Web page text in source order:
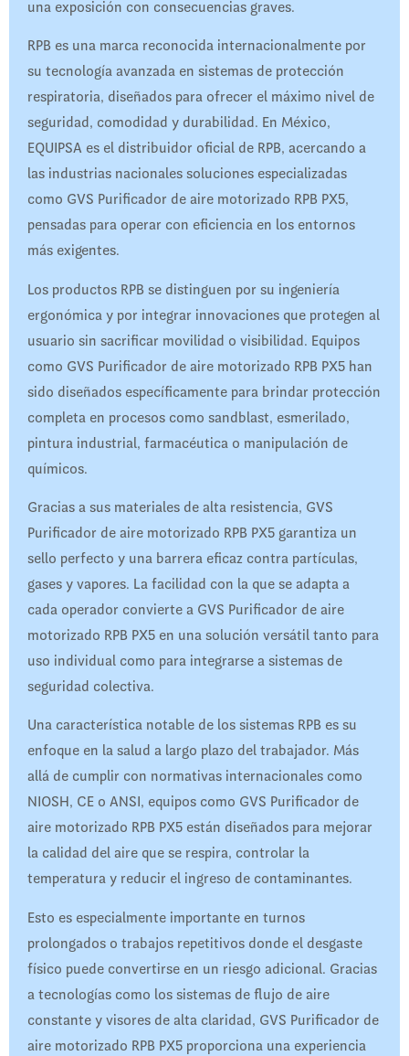
una exposición con consecuencias graves.
RPB es una marca reconocida internacionalmente por
su tecnología avanzada en sistemas de protección
respiratoria, diseñados para ofrecer el máximo nivel de
seguridad, comodidad y durabilidad. En México,
EQUIPSA es el distribuidor oficial de RPB, acercando a
las industrias nacionales soluciones especializadas
como GVS Purificador de aire motorizado RPB PX5,
pensadas para operar con eficiencia en los entornos
más exigentes.
Los productos RPB se distinguen por su ingeniería
ergonómica y por integrar innovaciones que protegen al
usuario sin sacrificar movilidad o visibilidad. Equipos
como GVS Purificador de aire motorizado RPB PX5 han
sido diseñados específicamente para brindar protección
completa en procesos como sandblast, esmerilado,
pintura industrial, farmacéutica o manipulación de
químicos.
Gracias a sus materiales de alta resistencia, GVS
Purificador de aire motorizado RPB PX5 garantiza un
sello perfecto y una barrera eficaz contra partículas,
gases y vapores. La facilidad con la que se adapta a
cada operador convierte a GVS Purificador de aire
motorizado RPB PX5 en una solución versátil tanto para
uso individual como para integrarse a sistemas de
seguridad colectiva.
Una característica notable de los sistemas RPB es su
enfoque en la salud a largo plazo del trabajador. Más
allá de cumplir con normativas internacionales como
NIOSH, CE o ANSI, equipos como GVS Purificador de
aire motorizado RPB PX5 están diseñados para mejorar
la calidad del aire que se respira, controlar la
temperatura y reducir el ingreso de contaminantes.
Esto es especialmente importante en turnos
prolongados o trabajos repetitivos donde el desgaste
físico puede convertirse en un riesgo adicional. Gracias
a tecnologías como los sistemas de flujo de aire
constante y visores de alta claridad, GVS Purificador de
aire motorizado RPB PX5 proporciona una experiencia